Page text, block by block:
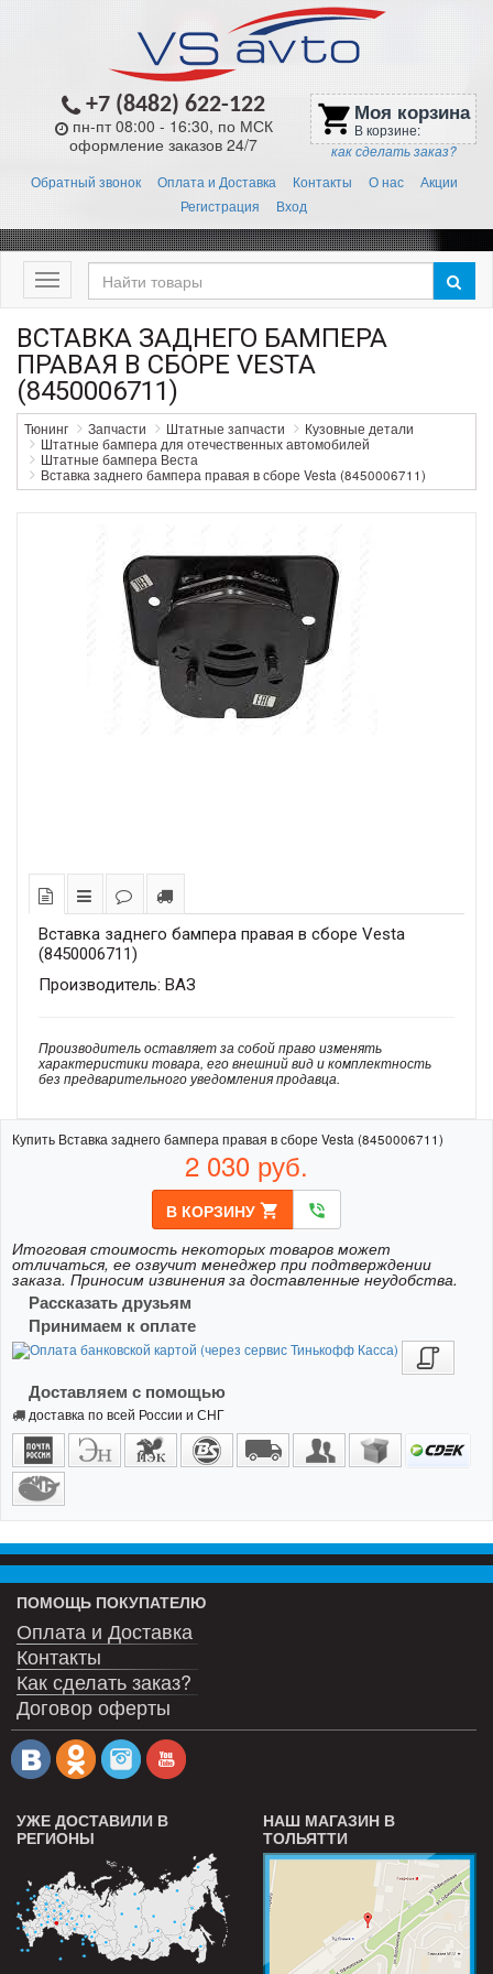
+7 (8482) 622-122
пн-пт 08:00 - 16:30, по МСК
оформление заказов 24/7
shopping_cart Моя корзина
В корзине:
как сделать заказ?
Обратный звонок Оплата и Доставка Контакты О нас
Акции
Регистрация
Вход
Меню
ВСТАВКА ЗАДНЕГО БАМПЕРА
ПРАВАЯ В СБОРЕ VESTA
(8450006711)
Тюнинг Запчасти Штатные запчасти
Кузовные детали
Штатные бампера для отечественных автомобилей
Штатные бампера Веста
Вставка заднего бампера правая в сборе Vesta (8450006711)
Вставка заднего бампера правая в сборе Vesta
(8450006711)
Производитель: ВАЗ
Производитель оставляет за собой право изменять
характеристики товара, его внешний вид и комплектность
без предварительного уведомления продавца.
Купить Вставка заднего бампера правая в сборе Vesta (8450006711)
2 030 руб.
В КОРЗИНУ shopping_cart phone_in_talk
Итоговая стоимость некоторых товаров может
отличаться, ее озвучит менеджер при подтверждении
заказа. Приносим извинения за доставленные неудобства.
Рассказать друзьям
Принимаем к оплате
Доставляем с помощью
доставка по всей России и СНГ
ПОМОЩЬ ПОКУПАТЕЛЮ
Оплата и Доставка
Контакты
Как сделать заказ?
Договор оферты
УЖЕ ДОСТАВИЛИ В
РЕГИОНЫ
НАШ МАГАЗИН В
ТОЛЬЯТТИ